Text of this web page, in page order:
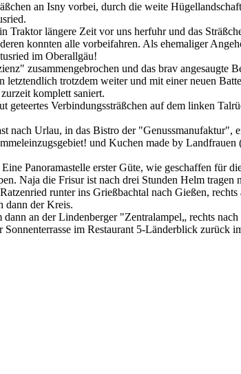
an Isny vorbei, durch die weite
Traktor längere Zeit vor uns herfuhr und das
konnten alle vorbeifahren. Als ehemaliger
im Oberallgäu!
zusammengebrochen und das brav angesaugte
trotzdem weiter und mit einer neuen
komplett saniert.
geteertes Verbindungssträßchen auf dem linken
nach Urlau, in das Bistro der "Genussmanufaktur",
und Kuchen made by
Panoramastelle erster Güte, wie geschaffen für
Naja die Frisur ist nach drei Stunden Helm tragen
runter ins Grießbachtal nach Gießen,
dann der Kreis.
an der Lindenberger "Zentralampel„ rechts
im Restaurant 5-Länderblick zurück